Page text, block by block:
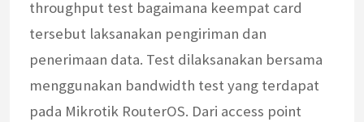
throughput test bagaimana keempat card
tersebut laksanakan pengiriman dan
penerimaan data. Test dilaksanakan bersama
menggunakan bandwidth test yang terdapat
pada Mikrotik RouterOS. Dari access point